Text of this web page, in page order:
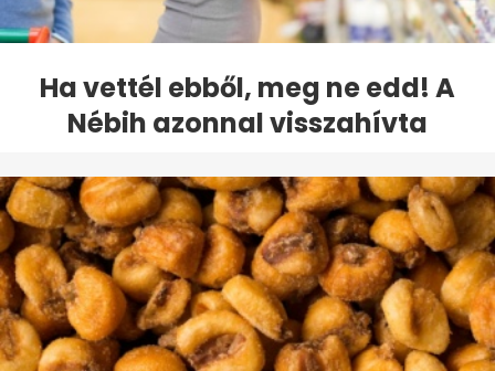
Ha vettél ebből, meg ne edd! A
Nébih azonnal visszahívta